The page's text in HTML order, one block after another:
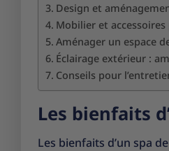
Design et
Mobilier et
Aménager un espace
Éclairage extérieur :
Conseils pour
Les bienfaits
Les bienfaits d’un spa